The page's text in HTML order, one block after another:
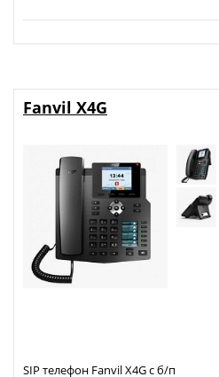
Fanvil X4G
SIP телефон Fanvil X4G с б/п